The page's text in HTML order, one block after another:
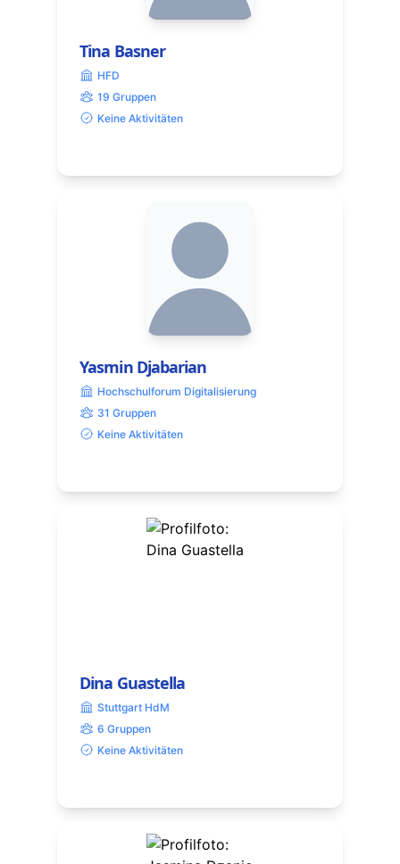
Tina Basner
HFD
19 Gruppen
Keine Aktivitäten
Yasmin Djabarian
Hochschulforum Digitalisierung
31 Gruppen
Keine Aktivitäten
Dina Guastella
Stuttgart HdM
6 Gruppen
Keine Aktivitäten